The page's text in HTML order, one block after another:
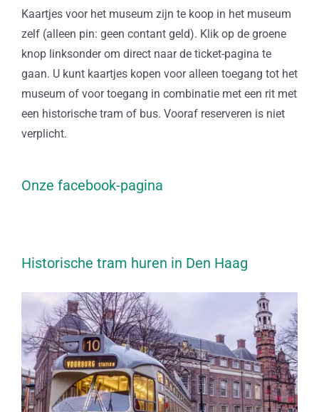
Kaartjes voor het museum zijn te koop in het museum
zelf (alleen pin: geen contant geld). Klik op de groene
knop linksonder om direct naar de ticket-pagina te
gaan. U kunt kaartjes kopen voor alleen toegang tot het
museum of voor toegang in combinatie met een rit met
een historische tram of bus. Vooraf reserveren is niet
verplicht.
Onze facebook-pagina
Historische tram huren in Den Haag